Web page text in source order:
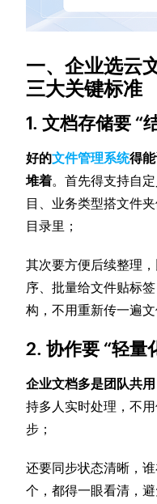
一、企业选云
三大关键标准
1. 文档存储要 “
好的文件管理系统得
堆着。首先得支持自
目、业务类型搭文件
目录里；
其次要方便后续整理
序、批量给文件贴标
构，不用重新传一遍文
2. 协作要 “轻量
企业文档多是团队共
持多人实时处理，不
步；
还要同步状态清晰，
个，都得一眼看清，